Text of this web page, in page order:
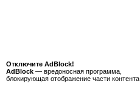
Отключите AdBlock!
AdBlock — вредоносная программа,
блокирующая отображение части контента.